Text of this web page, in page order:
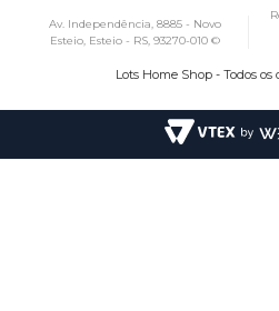
Av. Independência, 8885 - Novo
Esteio, Esteio - RS, 93270-010 ©
Lots Home Shop - Todos os